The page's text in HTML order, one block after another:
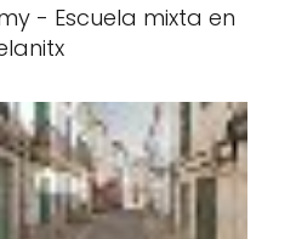
- Escuela mixta en